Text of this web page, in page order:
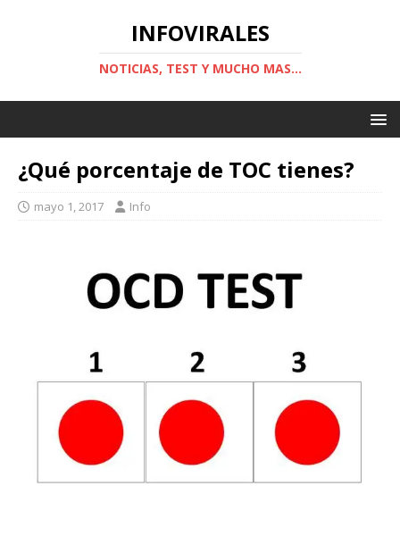
INFOVIRALES
NOTICIAS, TEST Y MUCHO MAS...
¿Qué porcentaje de TOC tienes?
mayo 1, 2017 Info